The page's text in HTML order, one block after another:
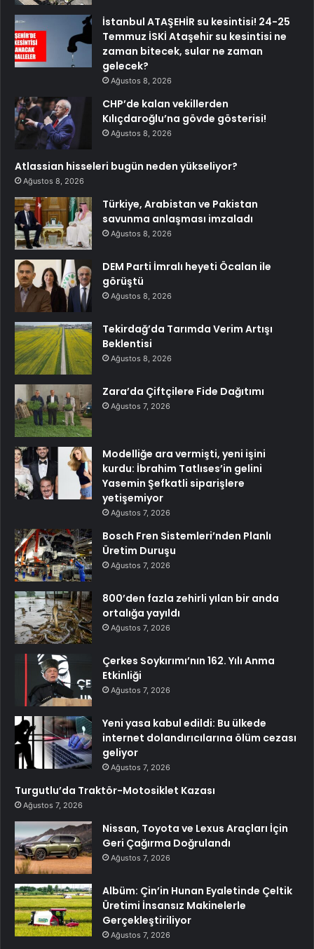
İstanbul ATAŞEHİR su kesintisi! 24-25
Temmuz İSKİ Ataşehir su kesintisi ne
zaman bitecek, sular ne zaman
gelecek?
Ağustos 8, 2026
CHP’de kalan vekillerden
Kılıçdaroğlu’na gövde gösterisi!
Ağustos 8, 2026
Atlassian hisseleri bugün neden yükseliyor?
Ağustos 8, 2026
Türkiye, Arabistan ve Pakistan
savunma anlaşması imzaladı
Ağustos 8, 2026
DEM Parti İmralı heyeti Öcalan ile
görüştü
Ağustos 8, 2026
Tekirdağ’da Tarımda Verim Artışı
Beklentisi
Ağustos 8, 2026
Zara’da Çiftçilere Fide Dağıtımı
Ağustos 7, 2026
Modelliğe ara vermişti, yeni işini
kurdu: İbrahim Tatlıses’in gelini
Yasemin Şefkatli siparişlere
yetişemiyor
Ağustos 7, 2026
Bosch Fren Sistemleri’nden Planlı
Üretim Duruşu
Ağustos 7, 2026
800’den fazla zehirli yılan bir anda
ortalığa yayıldı
Ağustos 7, 2026
Çerkes Soykırımı’nın 162. Yılı Anma
Etkinliği
Ağustos 7, 2026
Yeni yasa kabul edildi: Bu ülkede
internet dolandırıcılarına ölüm cezası
geliyor
Ağustos 7, 2026
Turgutlu’da Traktör-Motosiklet Kazası
Ağustos 7, 2026
Nissan, Toyota ve Lexus Araçları İçin
Geri Çağırma Doğrulandı
Ağustos 7, 2026
Albüm: Çin’in Hunan Eyaletinde Çeltik
Üretimi İnsansız Makinelerle
Gerçekleştiriliyor
Ağustos 7, 2026